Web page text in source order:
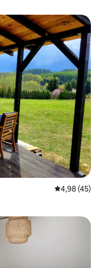
Gemiddelde
4,98 (45)